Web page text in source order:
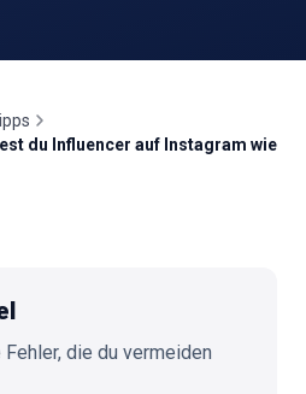
du Influencer auf Instagram wie
die du vermeiden